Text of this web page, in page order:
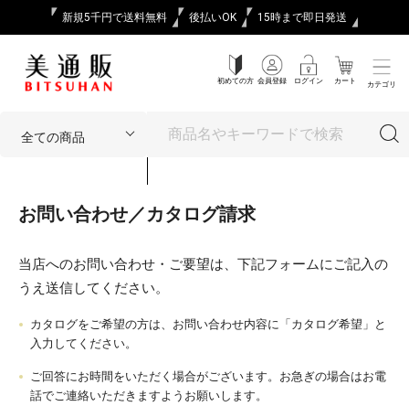
新規5千円で送料無料 後払いOK 15時まで即日発送
初めての方 会員登録 ログイン カート カテゴリ
お問い合わせ／カタログ請求
当店へのお問い合わせ・ご要望は、下記フォームにご記入の
うえ送信してください。
カタログをご希望の方は、お問い合わせ内容に「カタログ希望」と
入力してください。
ご回答にお時間をいただく場合がございます。お急ぎの場合はお電
話でご連絡いただきますようお願いします。